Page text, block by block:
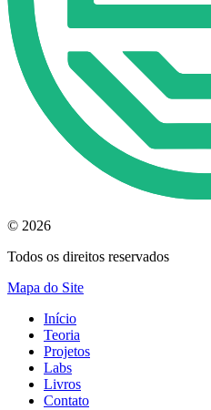
© 2026
Todos os direitos reservados
Mapa do Site
Início
Teoria
Projetos
Labs
Livros
Contato